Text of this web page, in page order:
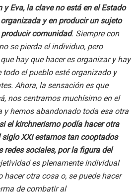
y Eva, la clave no está en el Estado
y en producir un sujeto
comunidad. Siempre con
se pierda el individuo, pero
hay que hacer es organizar y hay
todo el pueblo esté organizado y
Ahora, la sensación es que
nos centramos muchísimo en el
y hemos abandonado toda esa otra
el kirchnerismo podía hacer otra
siglo XXI estamos tan cooptados
redes sociales, por la figura del
es plenamente individual
hacer otra cosa o, se puede hacer
de combatir al